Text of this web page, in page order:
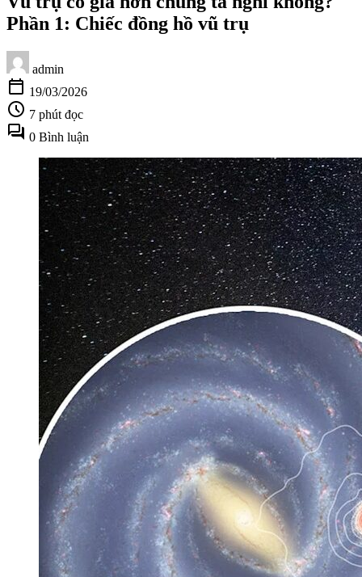
Phần 1: Chiếc đồng hồ vũ trụ
admin
calendar_today 19/03/2026
schedule 7 phút đọc
forum 0 Bình luận